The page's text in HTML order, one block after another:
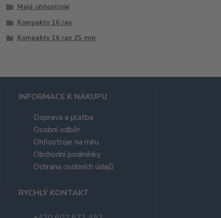
Malé ohňostroje
Kompakty 16 ran
Kompakty 16 ran 25 mm
INFORMACE K NÁKUPU
Doprava a platba
Osobní odběr
Ohňostroje na míru
Obchodní podmínky
Ochrana osobních údajů
RYCHLÝ KONTAKT